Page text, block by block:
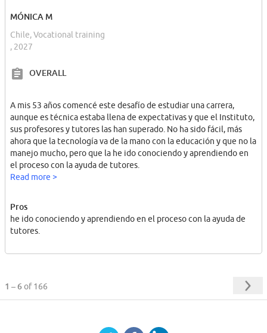
MÓNICA M
Chile, Vocational training
, 2027
OVERALL
A mis 53 años comencé este desafío de estudiar una carrera,
aunque es técnica estaba llena de expectativas y que el Instituto,
sus profesores y tutores las han superado. No ha sido fácil, más
ahora que la tecnología va de la mano con la educación y que no la
manejo mucho, pero que la he ido conociendo y aprendiendo en
el proceso con la ayuda de tutores.
Read more >
Pros
he ido conociendo y aprendiendo en el proceso con la ayuda de
tutores.
1 – 6of 166